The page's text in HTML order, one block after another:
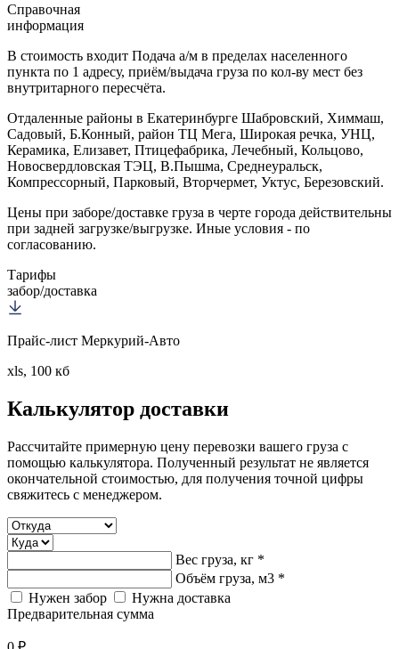
Справочная
информация
В стоимость входит Подача а/м в пределах населенного
пункта по 1 адресу, приём/выдача груза по кол-ву мест без
внутритарного пересчёта.
Отдаленные районы в Екатеринбурге Шабровский, Химмаш,
Садовый, Б.Конный, район ТЦ Мега, Широкая речка, УНЦ,
Керамика, Елизавет, Птицефабрика, Лечебный, Кольцово,
Новосвердловская ТЭЦ, В.Пышма, Среднеуральск,
Компрессорный, Парковый, Вторчермет, Уктус, Березовский.
Цены при заборе/доставке груза в черте города действительны
при задней загрузке/выгрузке. Иные условия - по
согласованию.
Тарифы
забор/доставка
Прайс-лист Меркурий-Авто
xls, 100 кб
Калькулятор доставки
Рассчитайте примерную цену перевозки вашего груза с
помощью калькулятора. Полученный результат не является
окончательной стоимостью, для получения точной цифры
свяжитесь с менеджером.
Вес груза, кг *
Объём груза, м3 *
Нужен забор
Нужна доставка
Предварительная сумма